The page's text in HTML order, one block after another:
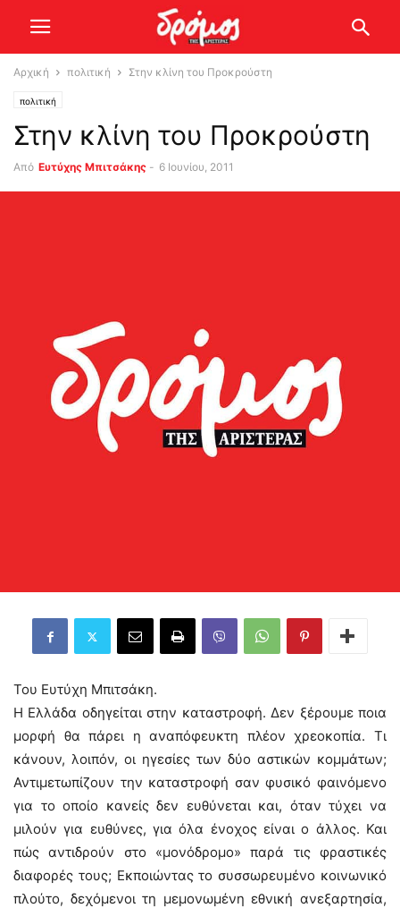
Αρχική πολιτική Στην κλίνη του Προκρούστη
πολιτική
Στην κλίνη του Προκρούστη
Από Ευτύχης Μπιτσάκης - 6 Ιουνίου, 2011
Του Ευτύχη Μπιτσάκη.
Η Ελλάδα οδηγείται στην καταστροφή. Δεν ξέρουμε ποια
μορφή θα πάρει η αναπόφευκτη πλέον χρεοκοπία. Τι
κάνουν, λοιπόν, οι ηγεσίες των δύο αστικών κομμάτων;
Αντιμετωπίζουν την καταστροφή σαν φυσικό φαινόμενο
για το οποίο κανείς δεν ευθύνεται και, όταν τύχει να
μιλούν για ευθύνες, για όλα ένοχος είναι ο άλλος. Και
πώς αντιδρούν στο «μονόδρομο» παρά τις φραστικές
διαφορές τους; Εκποιώντας το συσσωρευμένο κοινωνικό
πλούτο, δεχόμενοι τη μεμονωμένη εθνική ανεξαρτησία,